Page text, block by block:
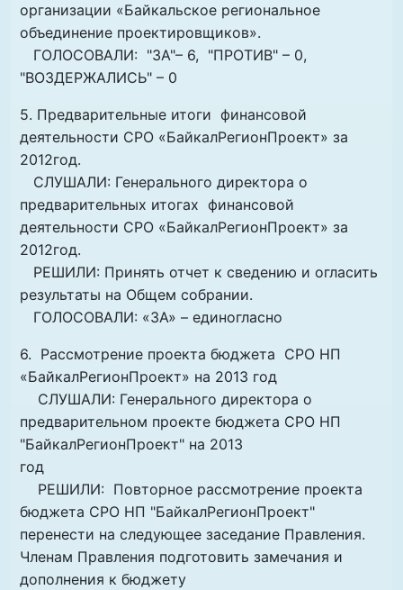
организации «Байкальское региональное
объединение проектировщиков».
ГОЛОСОВАЛИ: "ЗА"– 6, "ПРОТИВ" – 0,
"ВОЗДЕРЖАЛИСЬ" – 0
5. Предварительные итоги финансовой
деятельности СРО «БайкалРегионПроект» за
2012год.
СЛУШАЛИ: Генерального директора о
предварительных итогах финансовой
деятельности СРО «БайкалРегионПроект» за
2012год.
РЕШИЛИ: Принять отчет к сведению и огласить
результаты на Общем собрании.
ГОЛОСОВАЛИ: «ЗА» – единогласно
6. Рассмотрение проекта бюджета СРО НП
«БайкалРегионПроект» на 2013 год
СЛУШАЛИ: Генерального директора о
предварительном проекте бюджета СРО НП
"БайкалРегионПроект" на 2013
год
РЕШИЛИ: Повторное рассмотрение проекта
бюджета СРО НП "БайкалРегионПроект"
перенести на следующее заседание Правления.
Членам Правления подготовить замечания и
дополнения к бюджету